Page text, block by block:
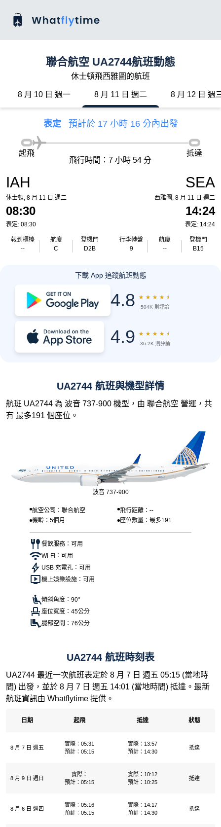
聯合航空 UA2744航班動態
休士頓飛西雅圖的航班
8 月 10 日 週一 8 月 11 日 週二 8 月 12 日 週
表定 預計於 17 小時 16 分內出發
IAH
休士頓, 8 月 11 日 週二
08:30
表定: 08:30
報到櫃檯
--
航廈
C
登機門
D2B
起飛
飛行時間：7 小時 54 分
抵達
SEA
西雅圖, 8 月 11 日 週二
14:24
表定: 14:24
行李轉盤
9
航廈
--
登機門
B15
下載 App 追蹤航班動態
4.8 ★ ★ ★ ★ ★
504K 則評論
4.9 ★ ★ ★ ★ ★
36.2K 則評論
UA2744 航班與機型詳情
航班 UA2744 為 波音 737-900 機型，由 聯合航空 營運，共
有 最多191 個座位。
波音 737-900
航空公司：聯合航空
飛行距離：--
機齡：5個月
座位數量：最多191
餐飲服務：可用
Wi-Fi：可用
USB 充電孔：可用
機上娛樂設施：可用
傾斜角度：90°
座位寬度：45公分
腿部空間：76公分
UA2744 航班時刻表
UA2744 最近一次航班表定於 8 月 7 日 週五 05:15 (當地時
間) 出發，並於 8 月 7 日 週五 14:01 (當地時間) 抵達。最新
航班資訊由 Whatflytime 提供。
日期 起飛 抵達 狀態
8 月 7 日 週五
實際：05:31
預計：05:15
實際：13:57
預計：14:30
抵達
8 月 9 日 週日
實際：
預計：05:15
實際：10:12
預計：10:25
抵達
8 月 6 日 週四
實際：05:16
預計：05:15
實際：14:17
預計：14:30
抵達